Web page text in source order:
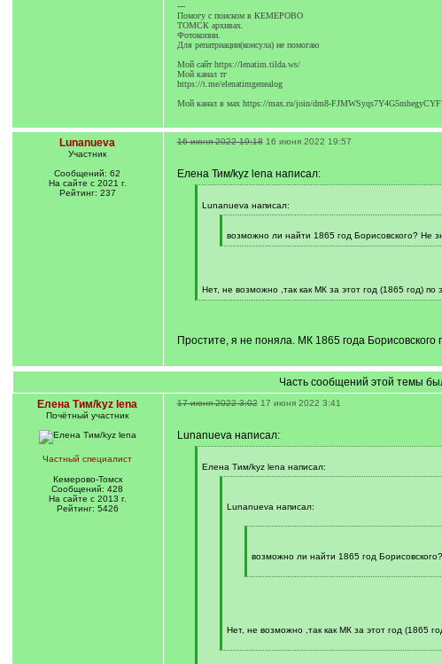
---
Помогу с поиском в КЕМЕРОВО
ТОМСК архивах.
Фотокопии.
Для репатриации(консула) не помогаю
Мой сайт https://lenatim.tilda.ws/
Мой канал тг
https://t.me/elenatimgenealog
Мой канал в мах https://max.ru/join/dm8-
Lunanueva
Участник
Сообщений: 62
На сайте с 2021 г.
Рейтинг: 237
16 июня 2022 19:18 16 июня 2022 19:57
Елена Тим/kyz lena написал:
qLunanueva написал:
q
]
возможно ли найти 1865 год Борисовского? Не
[
Нет, не возможно ,так как МК за этот год (1865 год) по
[
Простите, я не поняла. МК 1865 года
Часть сообщений этой темы
Елена Тим/kyz lena
Почётный участник
Частный специалист
Кемерово-Томск
Сообщений: 428
На сайте с 2013 г.
Рейтинг: 5426
17 июня 2022 3:02 17 июня 2022 3:41
Lunanueva написал:
q
Елена Тим/kyz lena написал:
]Lunanueva написал:
]возможно ли найти 1865 год
[
Нет, не возможно ,так как МК за этот год (1865
[